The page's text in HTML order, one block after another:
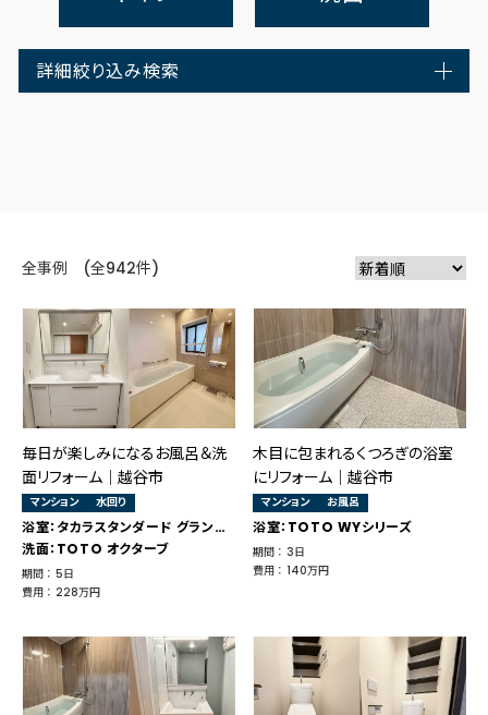
詳細絞り込み検索
全事例 (全942件)
毎日が楽しみになるお風呂＆洗
面リフォーム｜越谷市
マンション 水回り
浴室：タカラスタンダード グランスパ
洗面：TOTO オクターブ
期間 ： 5日
費用 ： 228万円
木目に包まれるくつろぎの浴室
にリフォーム｜越谷市
マンション お風呂
浴室：TOTO WYシリーズ
期間 ： 3日
費用 ： 140万円